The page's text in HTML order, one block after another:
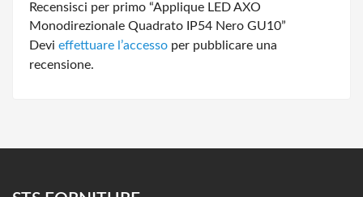
Recensisci per primo “Applique LED AXO
Monodirezionale Quadrato IP54 Nero GU10”
Devi effettuare l’accesso per pubblicare una
recensione.